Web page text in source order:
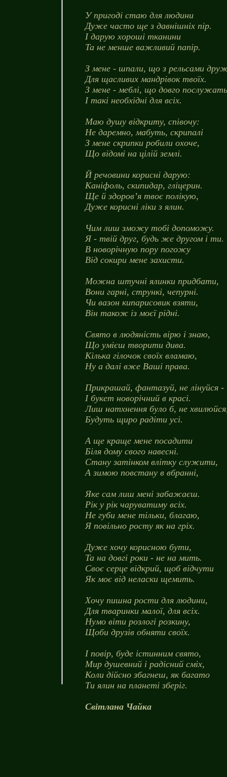
У пригоді стаю для людини
Дуже часто ще з давнішніх пір.
І дарую хороші тканини
Та не менше важливий папір.
З мене - шпали, що з рельсами
Для щасливих мандрівок твоїх.
З мене - меблі, що довго
І такі необхідні для всіх.
Маю душу відкриту, співочу:
Не даремно, мабуть, скрипалі
З мене скрипки робили охоче,
Що відомі на цілій землі.
Й речовини корисні дарую:
Каніфоль, скипидар, гліцерин.
Ще й здоров’я твоє полікую,
Дуже корисні ліки з ялин.
Чим лиш зможу тобі допоможу.
Я - твій друг, будь же другом і ти.
В новорічную пору погожу
Від сокири мене захисти.
Можна штучні ялинки придбати,
Вони гарні, стрункі, чепурні.
Чи вазон кипарисовик взяти,
Він також із моєї рідні.
Свято в людяність вірю і знаю,
Що умієш творити дива.
Кілька гілочок своїх вламаю,
Ну а далі вже Ваші права.
Прикрашай, фантазуй, не лінуйся -
І букет новорічний в красі.
Лиш натхнення було б, не
Будуть щиро радіти усі.
А ще краще мене посадити
Біля дому свого навесні.
Стану затінком влітку служити,
А зимою повстану в вбранні,
Яке сам лиш мені забажаєш.
Рік у рік чаруватиму всіх.
Не губи мене тільки, благаю,
Я повільно росту як на гріх.
Дуже хочу корисною бути,
Та на довгі роки - не на мить.
Своє серце відкрий, щоб відчути
Як моє від неласки щемить.
Хочу пишна рости для людини,
Для тваринки малої, для всіх.
Нумо віти розлогі розкину,
Щоби друзів обняти своїх.
І повір, буде істинним свято,
Мир душевний і радісний сміх,
Коли дійсно збагнеш, як багато
Ти ялин на планеті зберіг.
Світлана Чайка